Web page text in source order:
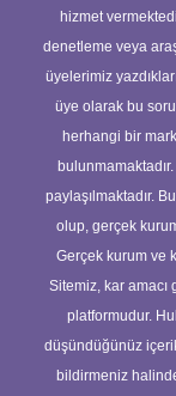
hizmet
denetleme veya
üyelerimiz
üye olarak bu
herhangi bir
paylaşılmaktadır.
olup, gerçek
Gerçek kurum ve
Sitemiz, kar amacı
platformudur.
düşündüğünüz
bildirmeniz